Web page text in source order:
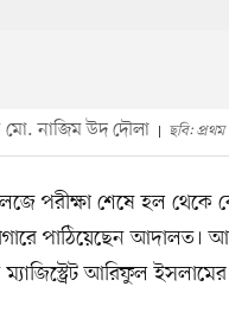
মো. নাজিম উদ দৌলা ছবি:
পরীক্ষা শেষে হল থেকে
পাঠিয়েছেন আদালত।
ম্যাজিস্ট্রেট আরিফুল